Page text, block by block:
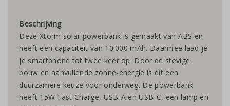
Beschrijving
Deze Xtorm solar powerbank is gemaakt van ABS en
heeft een capaciteit van 10.000 mAh. Daarmee laad je
je smartphone tot twee keer op. Door de stevige
bouw en aanvullende zonne-energie is dit een
duurzamere keuze voor onderweg. De powerbank
heeft 15W Fast Charge, USB-A en USB-C, een lamp en